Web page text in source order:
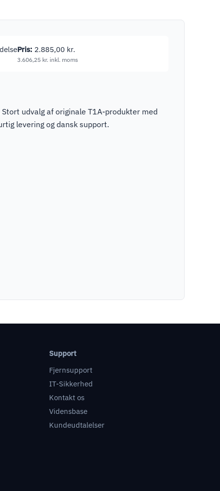
Pris: 2.885,00 kr.
3.606,25 kr. inkl. moms
udvalg af originale T1A-produkter med
levering og dansk support.
Support
Fjernsupport
IT-Sikkerhed
Kontakt os
Vidensbase
Kundeudtalelser